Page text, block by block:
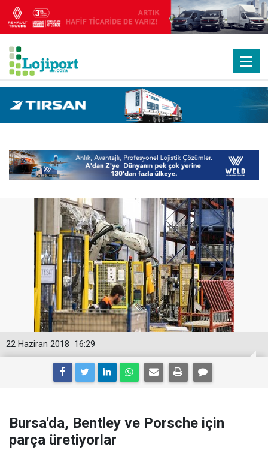
16:29
22 Haziran 2018
Bursa'da, Bentley ve Porsche için
parça üretiyorlar